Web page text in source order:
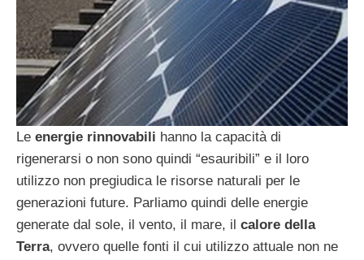
Le energie rinnovabili hanno la capacità di
rigenerarsi o non sono quindi “esauribili” e il loro
utilizzo non pregiudica le risorse naturali per le
generazioni future. Parliamo quindi delle energie
generate dal sole, il vento, il mare, il calore della
Terra, ovvero quelle fonti il cui utilizzo attuale non ne